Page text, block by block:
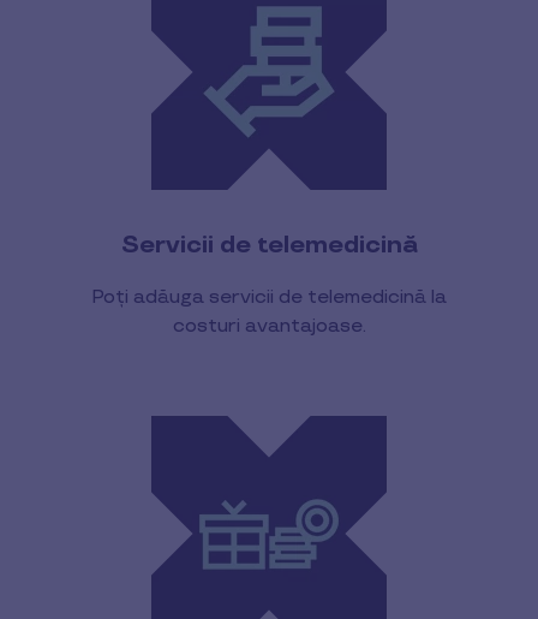
Servicii de telemedicină
Poți adăuga servicii de telemedicină la
costuri avantajoase.